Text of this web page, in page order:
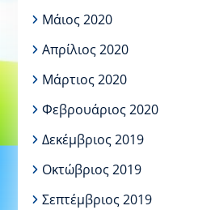
Μάιος 2020
Απρίλιος 2020
Μάρτιος 2020
Φεβρουάριος 2020
Δεκέμβριος 2019
Οκτώβριος 2019
Σεπτέμβριος 2019